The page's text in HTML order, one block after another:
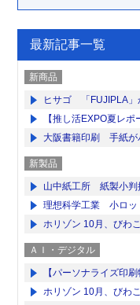
最新記事一覧
新商品
ヒサゴ 「FUJIPLA」
【推し活EXPO夏レ
大阪書籍印刷 手紙が
新製品
山中紙工所 紙製小判
理想科学工業 小ロッ
ホリゾン 10月、びわ
ＡＩ・デジタル
【パーソナライズ印
ホリゾン 10月、びわ